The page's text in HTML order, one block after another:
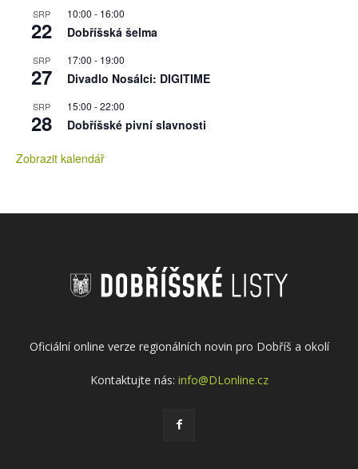
SRP
22
10:00 - 16:00
Dobříšská šelma
SRP
27
17:00 - 19:00
Divadlo Nosálci: DIGITIME
SRP
28
15:00 -22:00
Dobříšské pivní slavnosti
Zobrazit kalendář
Oficiální online verze regionálních novin pro Dobříš a okolí
Kontaktujte nás: info@DLonline.cz